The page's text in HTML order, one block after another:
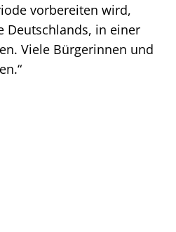
vorbereiten wird,
Deutschlands, in einer
Viele Bürgerinnen und